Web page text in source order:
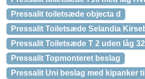
Pressalit toiletsæde objecta d
Pressalit Toiletsæde Selandia
Pressalit Toiletsæde T 2 uden låg
Pressalit Topmonteret beslag
Pressalit Uni beslag med kipanker